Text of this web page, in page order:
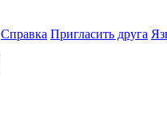
Справка Пригласить друга